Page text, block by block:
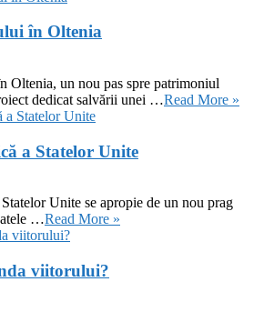
în Oltenia
Oltenia, un nou pas spre patrimoniul
dedicat salvării unei …Read More »
a Statelor Unite
Unite se apropie de un nou prag
…Read More »
viitorului?